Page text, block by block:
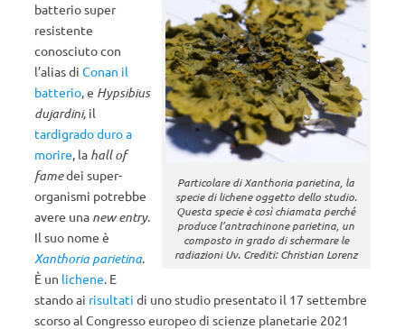
Particolare di Xanthoria parietina, la
specie di lichene oggetto dello studio.
Questa specie è così chiamata perché
produce l’antrachinone parietina, un
composto in grado di schermare le
radiazioni Uv. Crediti: Christian Lorenz
batterio super
resistente
conosciuto con
l’alias di Conan il
batterio, e Hypsibius
dujardini, il
tardigradoduro a
morire, la hall of
famedei super-
organismi potrebbe
avere una new entry.
Il suo nome è
Xanthoria parietina.
È un lichene. E
stando ai risultati di uno studio presentato il 17 settembre
scorso al Congresso europeo di scienze planetarie 2021